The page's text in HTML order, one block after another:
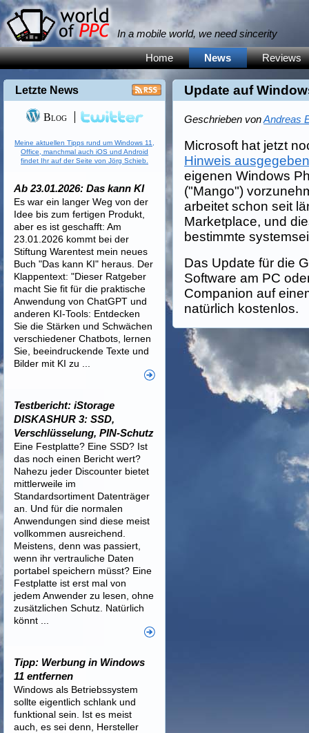
In a mobile world, we need sincerity
Home News Reviews
Update auf
Geschrieben vonAndreas
Microsoft hat jetzt
Hinweis
eigenen Windows
("Mango")
arbeitet schon seit
Marketplace, und
bestimmte
Das Update für die
Software am PC
Companion auf
natürlich kostenlos.
Letzte News
Blog
Meine aktuellen Tipps rund um Windows 11,
Office, manchmal auch iOS und Android
findet Ihr auf der Seite von Jörg Schieb.
Ab 23.01.2026: Das kann KI
Es war ein langer Weg von der
Idee bis zum fertigen Produkt,
aber es ist geschafft: Am
23.01.2026 kommt bei der
Stiftung Warentest mein neues
Buch "Das kann KI" heraus. Der
Klappentext: "Dieser Ratgeber
macht Sie fit für die praktische
Anwendung von ChatGPT und
anderen KI-Tools: Entdecken
Sie die Stärken und Schwächen
verschiedener Chatbots, lernen
Sie, beeindruckende Texte und
Bilder mit KI zu ...
Testbericht: iStorage
DISKASHUR 3: SSD,
Verschlüsselung, PIN-Schutz
Eine Festplatte? Eine SSD? Ist
das noch einen Bericht wert?
Nahezu jeder Discounter bietet
mittlerweile im
Standardsortiment Datenträger
an. Und für die normalen
Anwendungen sind diese meist
vollkommen ausreichend.
Meistens, denn was passiert,
wenn ihr vertrauliche Daten
portabel speichern müsst? Eine
Festplatte ist erst mal von
jedem Anwender zu lesen, ohne
zusätzlichen Schutz. Natürlich
könnt ...
Tipp: Werbung in Windows
11 entfernen
Windows als Betriebssystem
sollte eigentlich schlank und
funktional sein. Ist es meist
auch, es sei denn, Hersteller